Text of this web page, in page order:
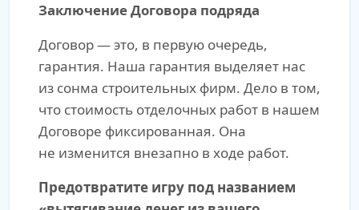
Заключение Договора подряда
Договор — это, в первую очередь,
гарантия. Наша гарантия выделяет нас
из сонма строительных фирм. Дело в том,
что стоимость отделочных работ в нашем
Договоре фиксированная. Она
не изменится внезапно в ходе работ.
Предотвратите игру под названием